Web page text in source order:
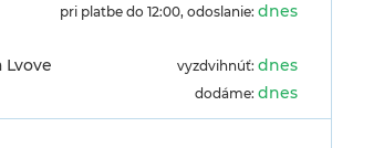
pri platbe do 12:00, odoslanie: dnes
Lvove vyzdvihnúť: dnes
dodáme: dnes